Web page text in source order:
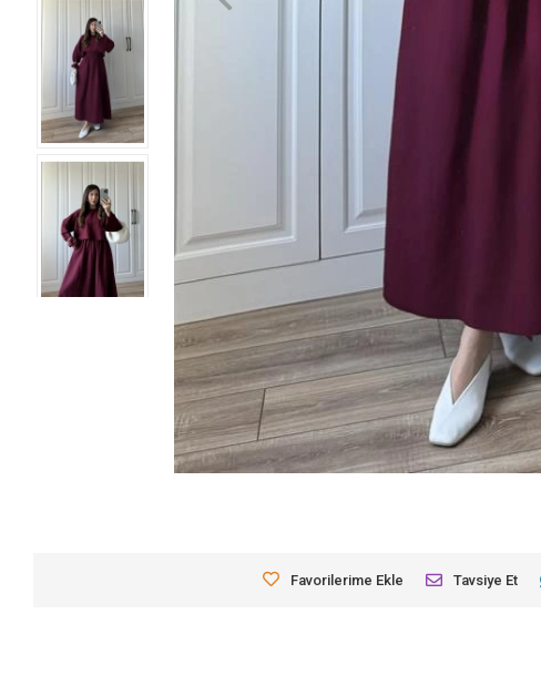
Favorilerime Ekle Tavsiye Et